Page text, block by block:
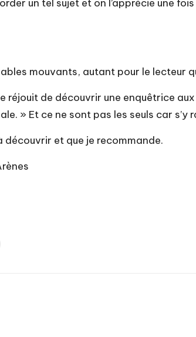
un tel sujet et on l’apprécie une
mouvants, autant pour le lecteur
réjouit de découvrir une enquêtrice
» Et ce ne sont pas les seuls car
découvrir et que je recommande.